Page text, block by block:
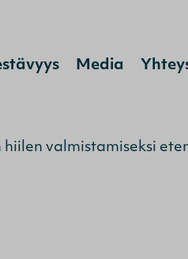
Media
valmistamiseksi